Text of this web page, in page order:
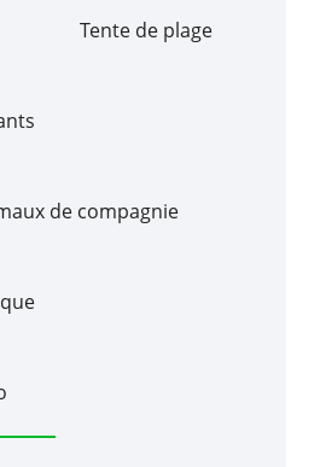
Tente de plage
de compagnie